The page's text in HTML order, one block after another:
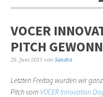
VOCER
PITCH
26. Juni 2015 vonSandra
Letzten Freitag wurden wir
Pitch vom VOCER Innovation